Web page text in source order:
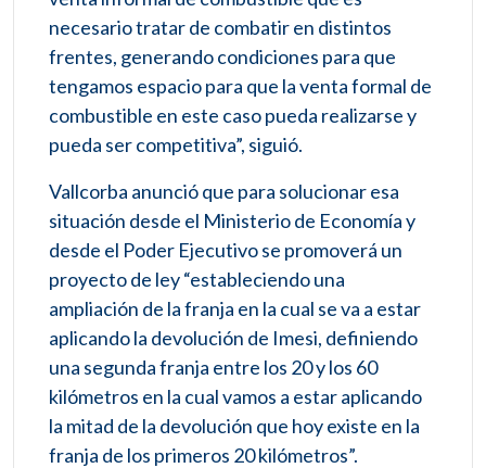
necesario tratar de combatir en distintos
frentes, generando condiciones para que
tengamos espacio para que la venta formal de
combustible en este caso pueda realizarse y
pueda ser competitiva”, siguió.
Vallcorba anunció que para solucionar esa
situación desde el Ministerio de Economía y
desde el Poder Ejecutivo se promoverá un
proyecto de ley “estableciendo una
ampliación de la franja en la cual se va a estar
aplicando la devolución de Imesi, definiendo
una segunda franja entre los 20 y los 60
kilómetros en la cual vamos a estar aplicando
la mitad de la devolución que hoy existe en la
franja de los primeros 20 kilómetros”.